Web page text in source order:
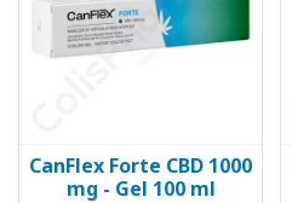
CanFlex Forte CBD 1000
mg - Gel 100 ml